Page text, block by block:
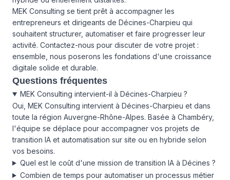
MEK Consulting se tient prêt à accompagner les
entrepreneurs et dirigeants de Décines-Charpieu qui
souhaitent structurer, automatiser et faire progresser leur
activité. Contactez-nous pour discuter de votre projet :
ensemble, nous poserons les fondations d'une croissance
digitale solide et durable.
Questions fréquentes
MEK Consulting intervient-il à Décines-Charpieu ?
Oui, MEK Consulting intervient à Décines-Charpieu et dans
toute la région Auvergne-Rhône-Alpes. Basée à Chambéry,
l'équipe se déplace pour accompagner vos projets de
transition IA et automatisation sur site ou en hybride selon
vos besoins.
Quel est le coût d'une mission de transition IA à Décines ?
Combien de temps pour automatiser un processus métier